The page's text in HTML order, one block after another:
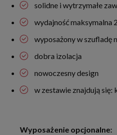
solidne i wytrzymałe
wydajność maksymalna
wyposażony w szufladę
dobra izolacja
nowoczesny design
w zestawie znajdują się:
Wyposażenie opcjonalne: